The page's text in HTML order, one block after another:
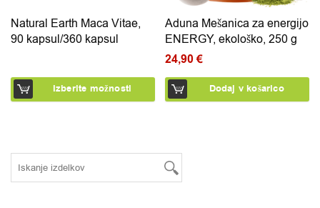
Natural Earth Maca Vitae,
90 kapsul/360 kapsul
Izberite možnosti
Aduna Mešanica za energijo
ENERGY, ekološko, 250 g
24,90€
Dodaj v košarico